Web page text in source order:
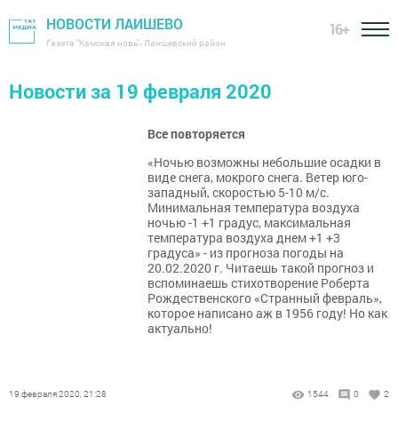
НОВОСТИ ЛАИШЕВО
Газета "Камская новь"- Лаишевский район
16+
Новости за 19 февраля 2020
Все повторяется
«Ночью возможны небольшие осадки в
виде снега, мокрого снега. Ветер юго-
западный, скоростью 5-10 м/с.
Минимальная температура воздуха
ночью -1 +1 градус, максимальная
температура воздуха днем +1 +3
градуса» - из прогноза погоды на
20.02.2020 г. Читаешь такой прогноз и
вспоминаешь стихотворение Роберта
Рождественского «Странный февраль»,
которое написано аж в 1956 году! Но как
актуально!
19 февраля 2020, 21:28 1544 0 2